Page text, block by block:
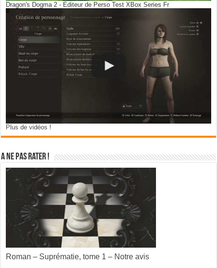
Dragon's Dogma 2 - Editeur de Perso Test XBox Series Fr
Plus de vidéos !
A ne pas rater !
Roman – Suprématie, tome 1 – Notre avis